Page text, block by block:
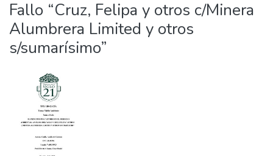
Fallo “Cruz, Felipa y otros c/Minera
Alumbrera Limited y otros
s/sumarísimo”